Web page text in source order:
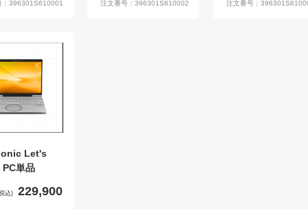
：396301S610001 注文番号：396301S610002 注文番号：
Let's
単品
込) 229,900